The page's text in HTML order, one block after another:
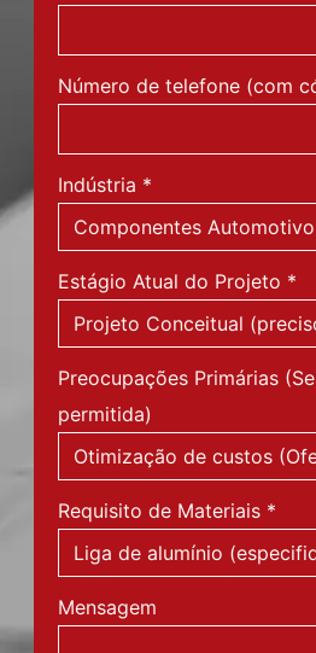
Número de telefone (com
Indústria *
Estágio Atual do Projeto *
Preocupações Primárias
permitida)
Requisito de Materiais *
Mensagem